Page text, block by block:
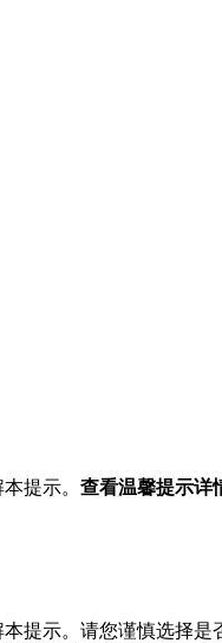
提示。 查看温馨提示详
提示。请您谨慎选择